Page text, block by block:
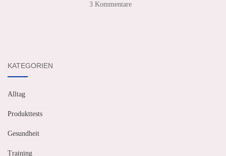
3 Kommentare
KATEGORIEN
Alltag
Produkttests
Gesundheit
Training